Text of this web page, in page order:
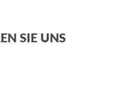
SIE UNS